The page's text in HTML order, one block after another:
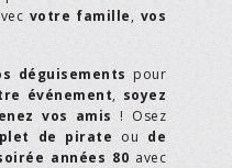
votre famille, vos
déguisements pour
événement, soyez
vos amis ! Osez
de pirate ou de
années 80 avec